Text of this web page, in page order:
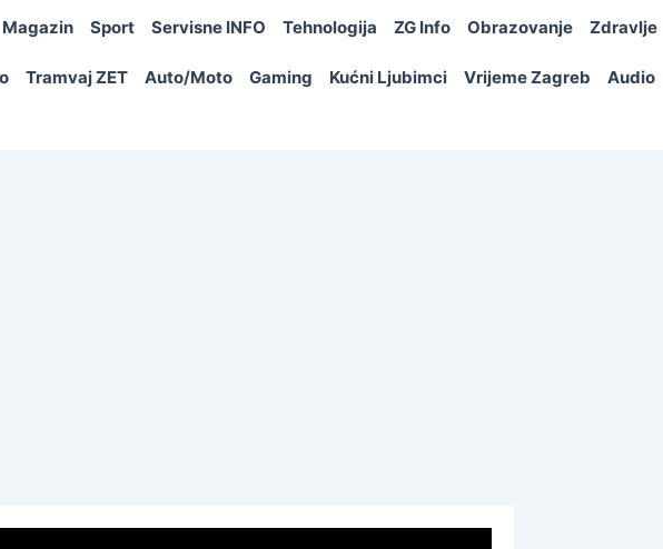
Magazin Sport Servisne INFO Tehnologija ZG Info Obrazovanje Zdravlje
Tramvaj ZET Auto/Moto Gaming Kućni Ljubimci Vrijeme Zagreb Audio